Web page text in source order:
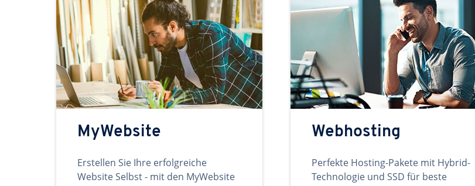
MyWebsite
Erstellen Sie Ihre erfolgreiche
Website Selbst - mit den MyWebsite
Webhosting
Perfekte Hosting-Pakete mit Hybrid-
Technologie und SSD für beste